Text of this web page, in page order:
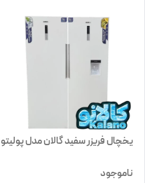
یخچال فریزر سفید گالان مدل پولیتو
ناموجود